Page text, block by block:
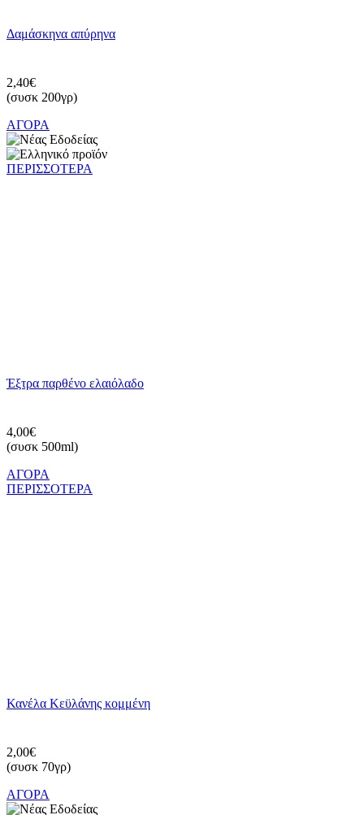
Δαμάσκηνα απύρηνα
2,40€
(συσκ 200γρ)
ΑΓΟΡΑ
ΠΕΡΙΣΣΟΤΕΡΑ
Έξτρα παρθένο ελαιόλαδο
4,00€
(συσκ 500ml)
ΑΓΟΡΑ
ΠΕΡΙΣΣΟΤΕΡΑ
Κανέλα Κεϋλάνης κομμένη
2,00€
(συσκ 70γρ)
ΑΓΟΡΑ